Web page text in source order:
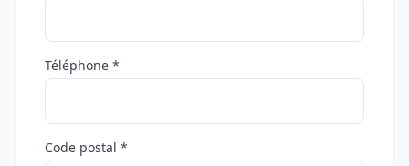
Téléphone *
Code postal *